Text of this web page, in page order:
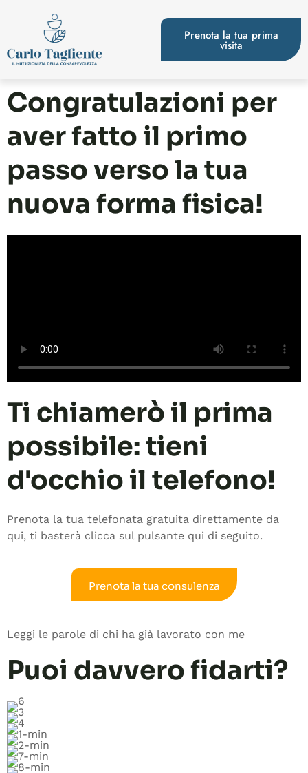
Prenota la tua prima
visita
Congratulazioni per
aver fatto il primo
passo verso la tua
nuova forma fisica!
Ti chiamerò il prima
possibile: tieni
d'occhio il telefono!
Prenota la tua telefonata gratuita direttamente da
qui, ti basterà clicca sul pulsante qui di seguito.
Prenota la tua consulenza
Leggi le parole di chi ha già lavorato con me
Puoi davvero fidarti?